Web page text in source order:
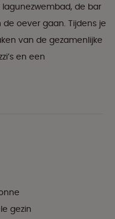
de bar
oever gaan. Tijdens je
van de gezamenlijke
en een
gezin